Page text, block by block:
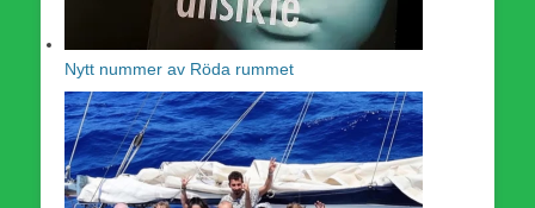
Nytt nummer av Röda rummet